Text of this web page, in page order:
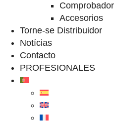
Accesorios
Torne-se Distribuidor
Notícias
Contacto
PROFESIONALES